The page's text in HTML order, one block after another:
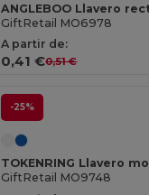
GiftRetail MO6978
A partir de:
0,41 €0,51 €
-25%
TOKENRING Llavero
GiftRetail MO9748